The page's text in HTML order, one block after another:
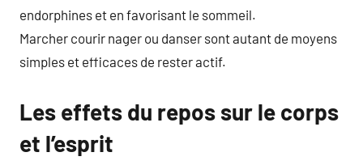
endorphines et en favorisant le sommeil.
Marcher courir nager ou danser sont autant de moyens
simples et efficaces de rester actif.
Les effets du repos sur le corps
et l’esprit